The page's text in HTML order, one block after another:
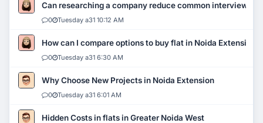
Can researching a company reduce common interview
0 Tuesday a31 10:12 AM
How can I compare options to buy flat in Noida Extension?
0 Tuesday a31 6:30 AM
Why Choose New Projects in Noida Extension
0 Tuesday a31 6:01 AM
Hidden Costs in flats in Greater Noida West